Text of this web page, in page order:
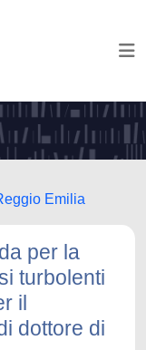
Emilia
per la
turbolenti
il
dottore di